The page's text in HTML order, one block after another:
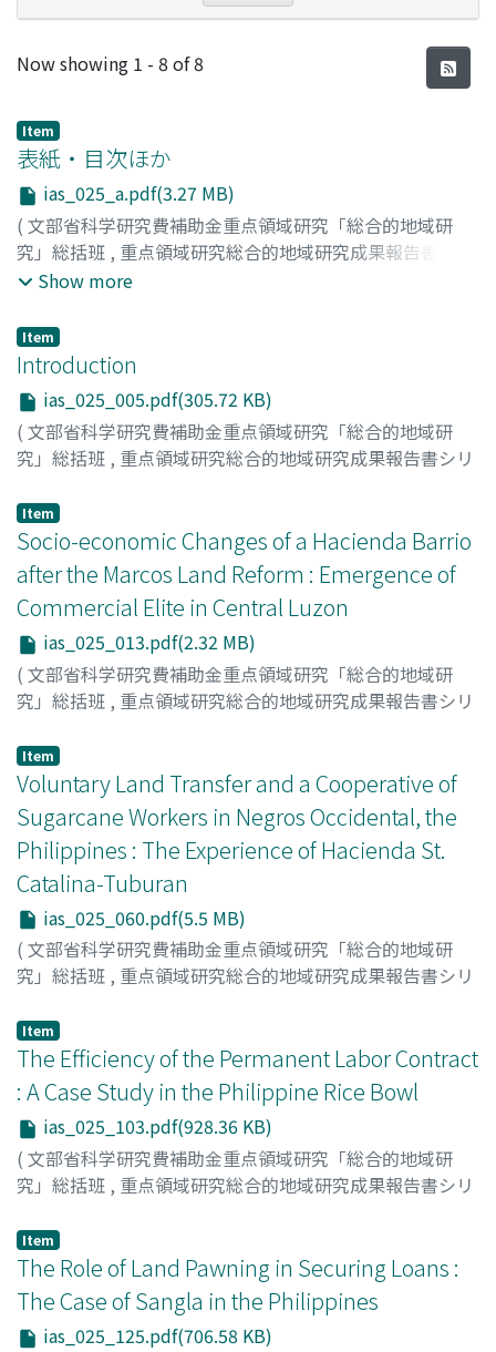
Recent Submissions
Now showing 1 - 8 of 8
Item
表紙・目次ほか
ias_025_a.pdf(3.27 MB)
( 文部省科学研究費補助金重点領域研究「総合的地域研
究」総括班 , 重点領域研究総合的地域研究成果報告書シリ
ーズ : 総合的地域研究の手法確立 : 世界と地域の共存のパ
Show more
Item
Introduction
ias_025_005.pdf(305.72 KB)
( 文部省科学研究費補助金重点領域研究「総合的地域研
究」総括班 , 重点領域研究総合的地域研究成果報告書シリ
ラダイムを求めて
Fukui, Seiichi;Hara, Yonosuke
Item
Socio-economic Changes of a Hacienda Barrio
after the Marcos Land Reform : Emergence of
Commercial Elite in Central Luzon
ias_025_013.pdf(2.32 MB)
( 文部省科学研究費補助金重点領域研究「総合的地域研
究」総括班 , 重点領域研究総合的地域研究成果報告書シリ
ラダイムを求めて
Simizu, Hiromu;Fukui, Seiichi
Item
Voluntary Land Transfer and a Cooperative of
Sugarcane Workers in Negros Occidental, the
Philippines : The Experience of Hacienda St.
Catalina-Tuburan
ias_025_060.pdf(5.5 MB)
( 文部省科学研究費補助金重点領域研究「総合的地域研
究」総括班 , 重点領域研究総合的地域研究成果報告書シリ
ラダイムを求めて
Nagano, Yoshiko
Item
The Efficiency of the Permanent Labor Contract
: A Case Study in the Philippine Rice Bowl
ias_025_103.pdf(928.36 KB)
( 文部省科学研究費補助金重点領域研究「総合的地域研
究」総括班 , 重点領域研究総合的地域研究成果報告書シリ
ラダイムを求めて
Fukui, Seiichi
Item
The Role of Land Pawning in Securing Loans :
The Case of Sangla in the Philippines
ias_025_125.pdf(706.58 KB)